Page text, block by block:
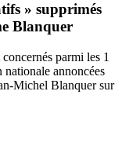
» supprimés
Blanquer
parmi les 1
nationale annoncées
Michel Blanquer sur